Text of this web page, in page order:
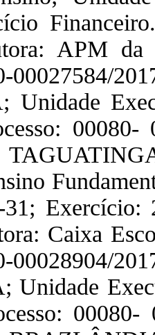
APM
00027584/
Unidade
31;
Caixa
00028904/